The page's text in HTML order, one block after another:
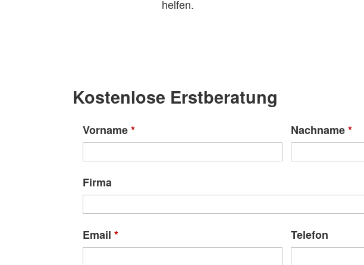
helfen.
Kostenlose Erstberatung
Vorname* Nachname*
Firma
Email * Telefon